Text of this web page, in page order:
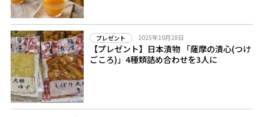
プレゼント 2025年10月28日
【プレゼント】日本漬物 「薩摩の漬心(つけ
ごころ)」4種類詰め合わせを3人に